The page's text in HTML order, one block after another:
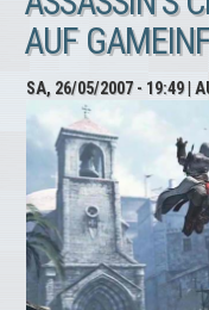
AUF
SA, 26/05/2007 - 19:49|